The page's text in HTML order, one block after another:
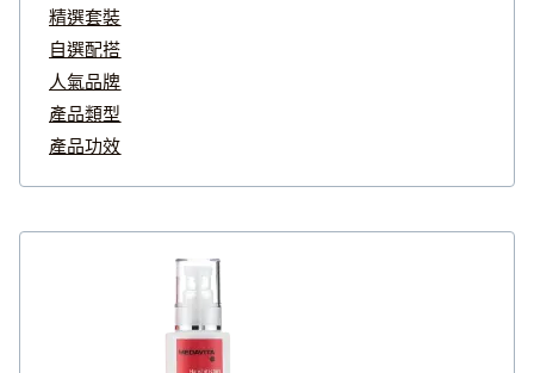
精選套裝
自選配搭
人氣品牌
產品類型
產品功效